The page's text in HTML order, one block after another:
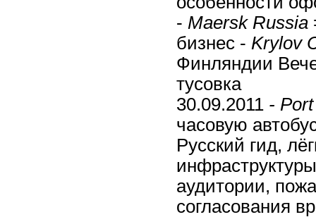
- Maersk Russia
бизнес - Krylov
Финляндии
тусовка
30.09.2011 -
часовую
Русский гид,
аудитории,